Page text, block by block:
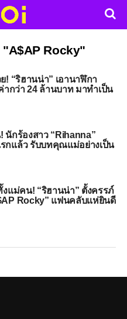
Rocky"
! “ริฮานน่า” เอานาฬิกา
กว่า 24 ล้านบาท มาทำเป็น
กร้องสาว “Rihanna”
กแล้ว รับบทคุณแม่อย่างเป็น
งแม่คน! “ริฮานน่า” ตั้งครรภ์
Rocky” แฟนคลับแห่ยินดี